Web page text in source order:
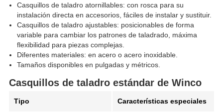
Casquillos de taladro atornillables: con rosca para su
instalación directa en accesorios, fáciles de instalar y sustituir.
Casquillos de taladro ajustables: posicionables de forma
variable para cambiar los patrones de taladrado, máxima
flexibilidad para piezas complejas.
Diferentes materiales: en acero o acero inoxidable.
Tamaños disponibles en pulgadas y métricos.
Casquillos de taladro estándar de Winco
Tipo Características especiales